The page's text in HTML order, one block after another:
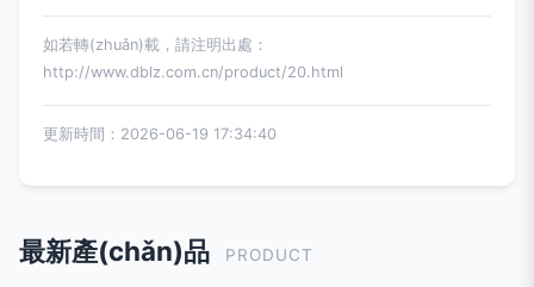
如若轉(zhuǎn)載，請注明出處：
http://www.dblz.com.cn/product/20.html
更新時間：2026-06-19 17:34:40
最新產(chǎn)品 PRODUCT